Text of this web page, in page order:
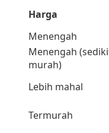
Harga
Menengah
Menengah
murah)
Lebih mahal
Termurah